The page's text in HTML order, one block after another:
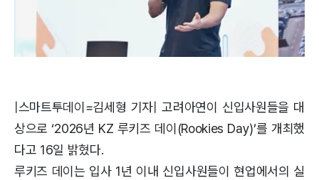
|스마트투데이=김세형 기자| 고려아연이 신입사원들을 대
상으로 ‘2026년 KZ 루키즈 데이(Rookies Day)’를 개최했
다고 16일 밝혔다.
루키즈 데이는 입사 1년 이내 신입사원들이 현업에서의 실